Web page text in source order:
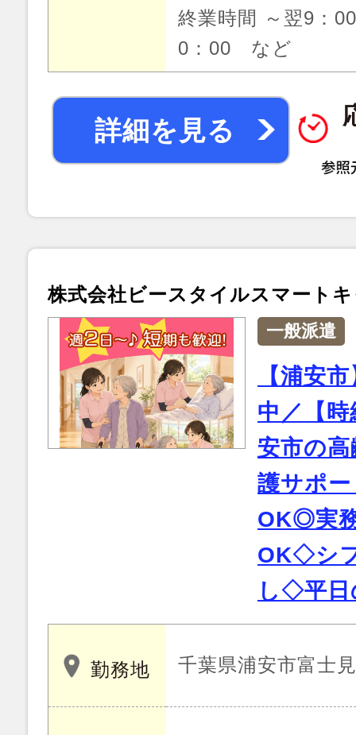
終業時間 ～翌9：
0：00 など
詳細を見る
株式会社ビースタイルスマート
一般派遣
【浦安
中／【
安市の
護サポ
OK◎実
OK◇シ
し◇平日
勤務地 千葉県浦安市富士見